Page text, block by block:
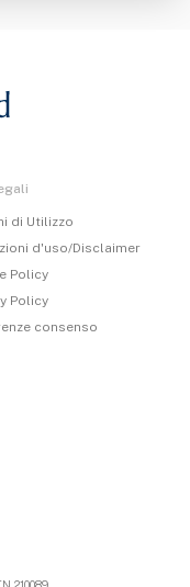
di Utilizzo
d'uso/Disclaimer
Policy
Policy
consenso